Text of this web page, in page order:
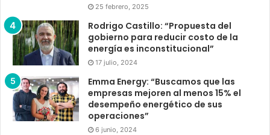
25 febrero, 2025
Rodrigo Castillo: “Propuesta del
gobierno para reducir costo de la
energía es inconstitucional”
17 julio, 2024
Emma Energy: “Buscamos que las
empresas mejoren al menos 15% el
desempeño energético de sus
operaciones”
6 junio, 2024